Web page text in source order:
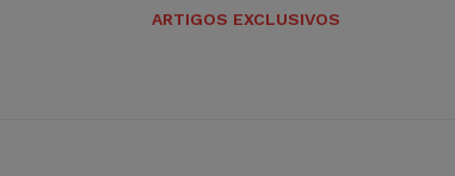
ARTIGOS EXCLUSIVOS